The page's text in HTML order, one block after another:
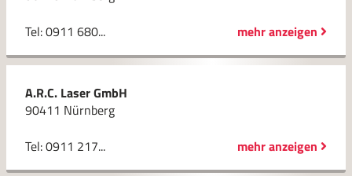
Tel: 0911 680...
mehr anzeigen
A.R.C. Laser GmbH
90411 Nürnberg
Tel: 0911 217...
mehr anzeigen